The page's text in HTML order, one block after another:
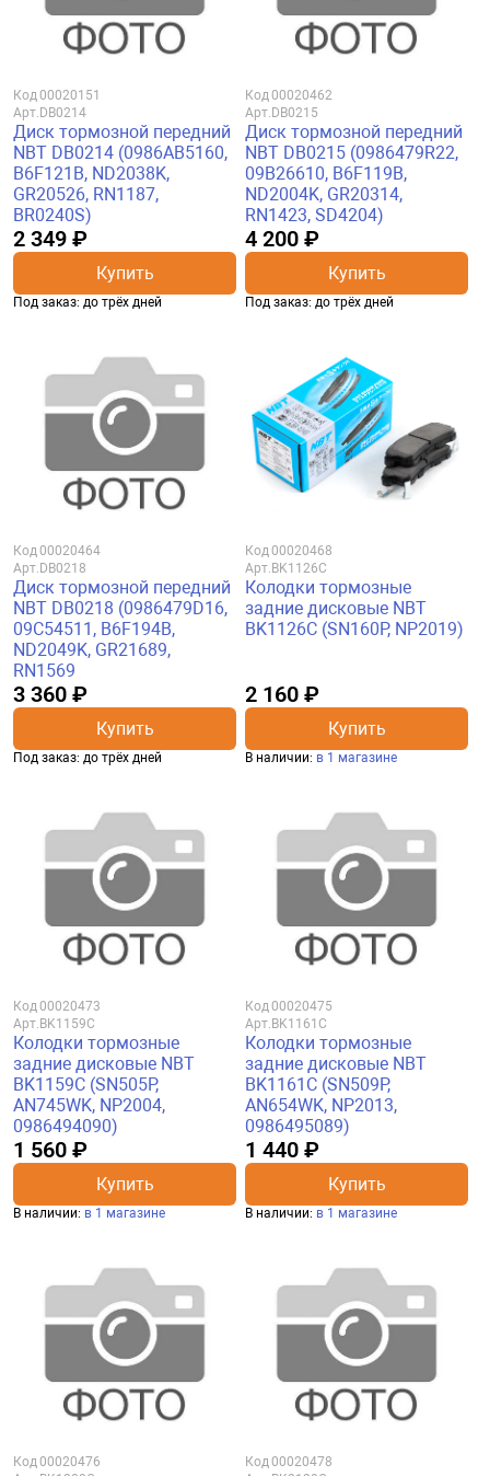
Код00020151
Арт. DB0214
Диск тормозной передний
NBT DB0214 (0986AB5160,
B6F121B, ND2038K,
GR20526, RN1187,
BR0240S)
2 349 ₽
Купить
Под заказ: до трёх дней
Код00020462
Арт. DB0215
Диск тормозной передний
NBT DB0215 (0986479R22,
09B26610, B6F119B,
ND2004K, GR20314,
RN1423, SD4204)
4 200 ₽
Купить
Под заказ: до трёх дней
Код00020464
Арт. DB0218
Диск тормозной передний
NBT DB0218 (0986479D16,
09C54511, B6F194B,
ND2049K, GR21689,
RN1569
3 360 ₽
Купить
Под заказ: до трёх дней
Код00020468
Арт. BK1126C
Колодки тормозные
задние дисковые NBT
BK1126C (SN160P, NP2019)
2 160 ₽
Купить
В наличии: в 1 магазине
Код00020473
Арт. BK1159C
Колодки тормозные
задние дисковые NBT
BK1159C (SN505P,
AN745WK, NP2004,
0986494090)
1 560 ₽
Купить
В наличии: в 1 магазине
Код00020475
Арт. BK1161C
Колодки тормозные
задние дисковые NBT
BK1161C (SN509P,
AN654WK, NP2013,
0986495089)
1 440 ₽
Купить
В наличии: в 1 магазине
Код00020476
Код00020478